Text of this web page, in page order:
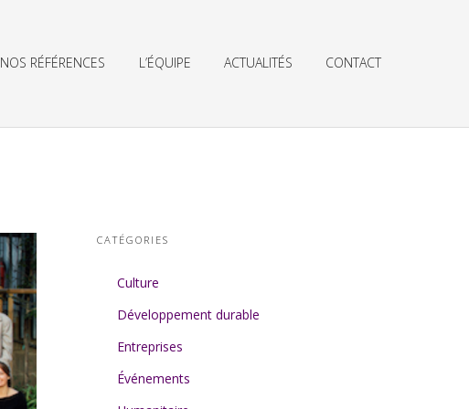
NOS RÉFÉRENCES L’ÉQUIPE ACTUALITÉS CONTACT
CATÉGORIES
Culture
Développement durable
Entreprises
Événements